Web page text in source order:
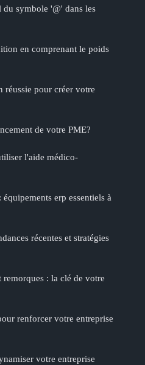
symbole '@' dans les
en comprenant le poids
réussie pour créer votre
de votre PME?
l'aide médico-
erp essentiels à
récentes et stratégies
remorques : la clé de votre
renforcer votre entreprise
votre entreprise